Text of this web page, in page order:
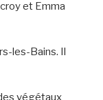
et Emma
les-Bains. Il
végétaux